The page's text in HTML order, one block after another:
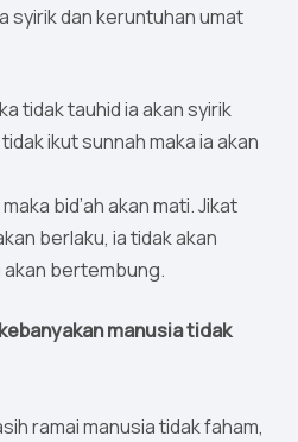
syirik dan keruntuhan umat
tidak tauhid ia akan syirik
ikut sunnah maka ia akan
bid’ah akan mati. Jikat
berlaku, ia tidak akan
bertembung.
manusia tidak
ramai manusia tidak faham,